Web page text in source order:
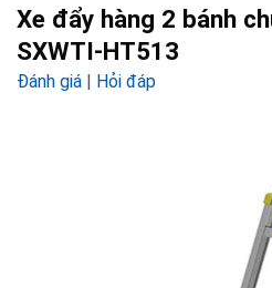
Xe đẩy hàng 2 bánh
SXWTI-HT513
Đánh giá | Hỏi đáp